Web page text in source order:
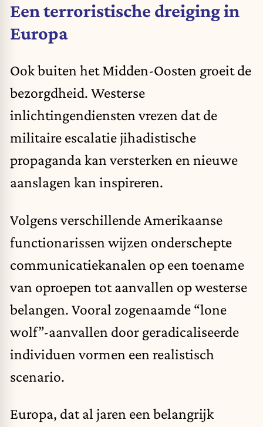
Een terroristische dreiging in
Europa
Ook buiten het Midden-Oosten groeit de
bezorgdheid. Westerse
inlichtingendiensten vrezen dat de
militaire escalatie jihadistische
propaganda kan versterken en nieuwe
aanslagen kan inspireren.
Volgens verschillende Amerikaanse
functionarissen wijzen onderschepte
communicatiekanalen op een toename
van oproepen tot aanvallen op westerse
belangen. Vooral zogenaamde “lone
wolf”-aanvallen door geradicaliseerde
individuen vormen een realistisch
scenario.
Europa, dat al jaren een belangrijk